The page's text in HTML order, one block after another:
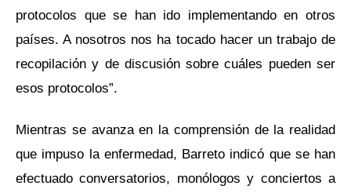
protocolos que se han ido implementando en otros
países. A nosotros nos ha tocado hacer un trabajo de
recopilación y de discusión sobre cuáles pueden ser
esos protocolos”.
Mientras se avanza en la comprensión de la realidad
que impuso la enfermedad, Barreto indicó que se han
efectuado conversatorios, monólogos y conciertos a